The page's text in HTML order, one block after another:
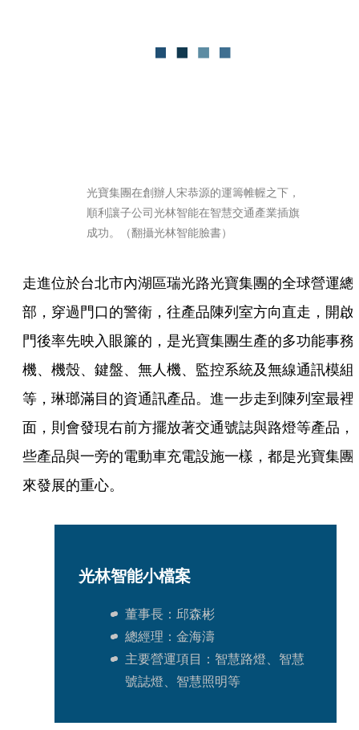
光寶集團在創辦人宋恭源的運籌帷幄之下，
順利讓子公司光林智能在智慧交通產業插旗
成功。（翻攝光林智能臉書）
走進位於台北市內湖區瑞光路光寶集團的全球營運總
部，穿過門口的警衛，往產品陳列室方向直走，開啟
門後率先映入眼簾的，是光寶集團生產的多功能事務
機、機殼、鍵盤、無人機、監控系統及無線通訊模組
等，琳瑯滿目的資通訊產品。進一步走到陳列室最裡
面，則會發現右前方擺放著交通號誌與路燈等產品，
些產品與一旁的電動車充電設施一樣，都是光寶集團
來發展的重心。
光林智能小檔案
董事長：邱森彬
總經理：金海濤
主要營運項目：智慧路燈、智慧
號誌燈、智慧照明等